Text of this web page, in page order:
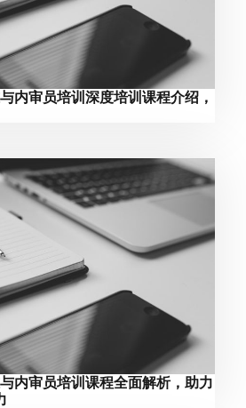
内审员培训深度培训课程介绍，
内审员培训课程全面解析，助力